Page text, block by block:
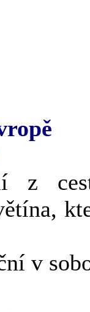
z
v